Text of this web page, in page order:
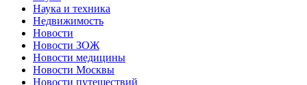
Наука и техника
Недвижимость
Новости
Новости ЗОЖ
Новости медицины
Новости Москвы
Новости путешествий